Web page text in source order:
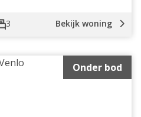
3 Bekijk woning
Onder bod